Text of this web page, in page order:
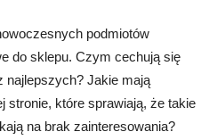
podmiotów
do sklepu. Czym cechują się
najlepszych? Jakie mają
stronie, które sprawiają, że takie
na brak zainteresowania?